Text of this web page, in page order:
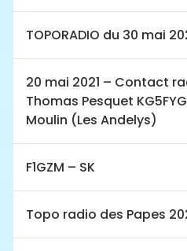
TOPORADIO du 30 mai
20 mai 2021 – Contact
Thomas Pesquet
Moulin (Les Andelys)
F1GZM – SK
Topo radio des Papes